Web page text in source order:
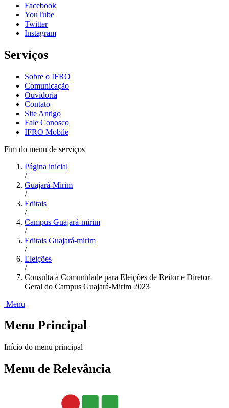
Facebook
YouTube
Twitter
Instagram
Serviços
Sobre o IFRO
Comunicação
Ouvidoria
Contato
Site Antigo
Fale Conosco
IFRO Mobile
Fim do menu de serviços
Página inicial
/
Guajará-Mirim
/
Editais
/
Campus Guajará-mirim
/
Editais Guajará-mirim
/
Eleições
/
Consulta à Comunidade para Eleições de Reitor e Diretor-
Geral do Campus Guajará-Mirim 2023
Menu
Menu Principal
Início do menu principal
Menu de Relevância